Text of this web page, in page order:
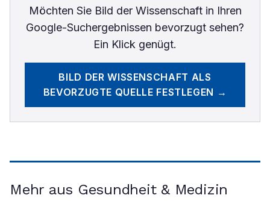
Möchten Sie Bild der Wissenschaftin Ihren
Google-Suchergebnissen bevorzugt sehen?
Ein Klick genügt.
BILD DER WISSENSCHAFT ALS
BEVORZUGTE QUELLE FESTLEGEN →
Mehr aus Gesundheit & Medizin